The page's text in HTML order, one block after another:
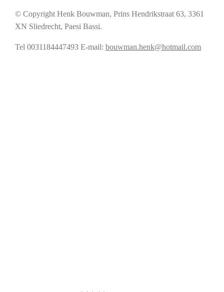
© Copyright Henk Bouwman, Prins Hendrikstraat 63, 3361
XN Sliedrecht, Paesi Bassi.
Tel 0031184447493 E-mail: bouwman.henk@hotmail.com